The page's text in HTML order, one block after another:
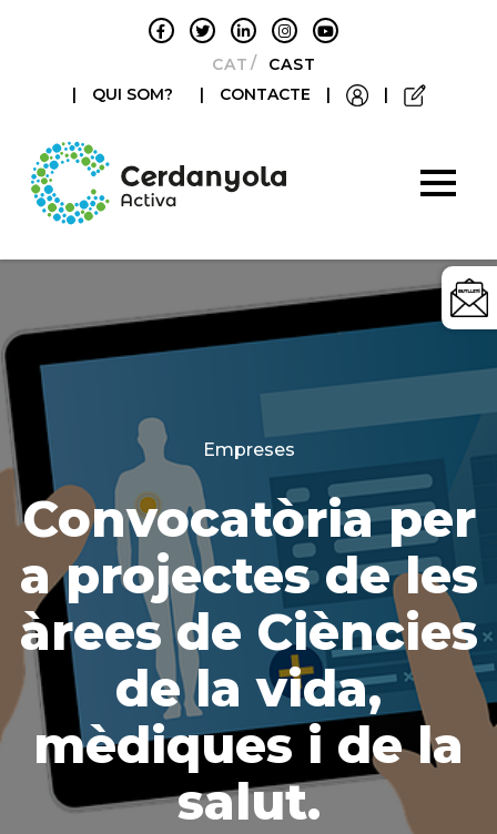
CATALÀCASTELLANO
|
QUI SOM? | CONTACTE | |
Categories
Empreses
Convocatòria per
a projectes de les
àrees de Ciències
de la vida,
mèdiques i de la
salut.